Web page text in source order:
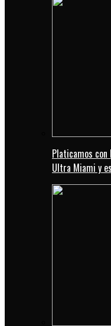
Platicamos
Ultra Miami y